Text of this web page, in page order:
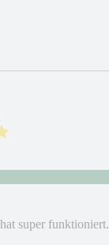
super funktioniert.